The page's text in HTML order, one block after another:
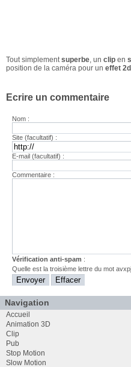
Tout simplementsuperbe, un clip en
position de la caméra pour un effet
Ecrire un commentaire
Nom :
Site (facultatif) :
E-mail (facultatif) :
Commentaire :
Vérification anti-spam :
Quelle est latroisième lettre du motavxpj
Navigation
Accueil
Animation 3D
Clip
Pub
Stop Motion
Slow Motion